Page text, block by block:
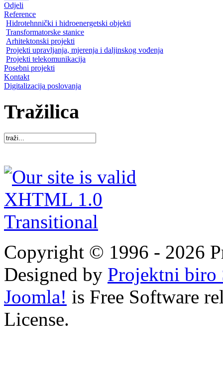
Odjeli
Reference
Hidrotehnnički i hidroenergetski objekti
Transformatorske stanice
Arhitektonski projekti
Projekti upravljanja, mjerenja i daljinskog vođenja
Projekti telekomunikacija
Posebni projekti
Kontakt
Digitalizacija poslovanja
Tražilica
Copyright © 1996 - 2026
Designed by Projektni biro
Joomla! is Free Software
License.